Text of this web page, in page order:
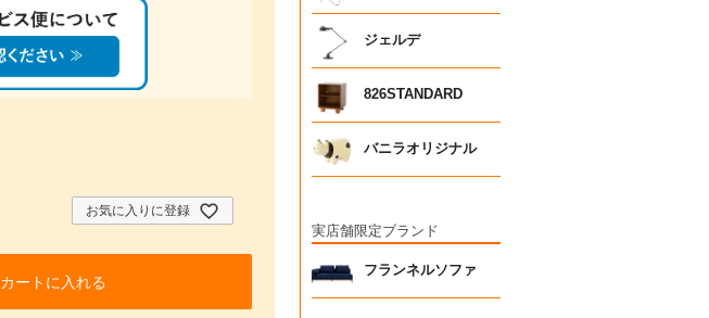
お気に入りに登録
カートに入れる
ジェルデ
826STANDARD
バニラオリジナル
実店舗限定ブランド
フランネルソファ